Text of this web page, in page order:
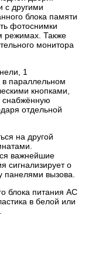
с другими
блока памяти
фотоснимки
режимах. Также
монитора
1
параллельном
кнопками,
снабжённую
отдельной
на другой
важнейшие
сигнализирует о
вызова.
блока питания АС
в белой или